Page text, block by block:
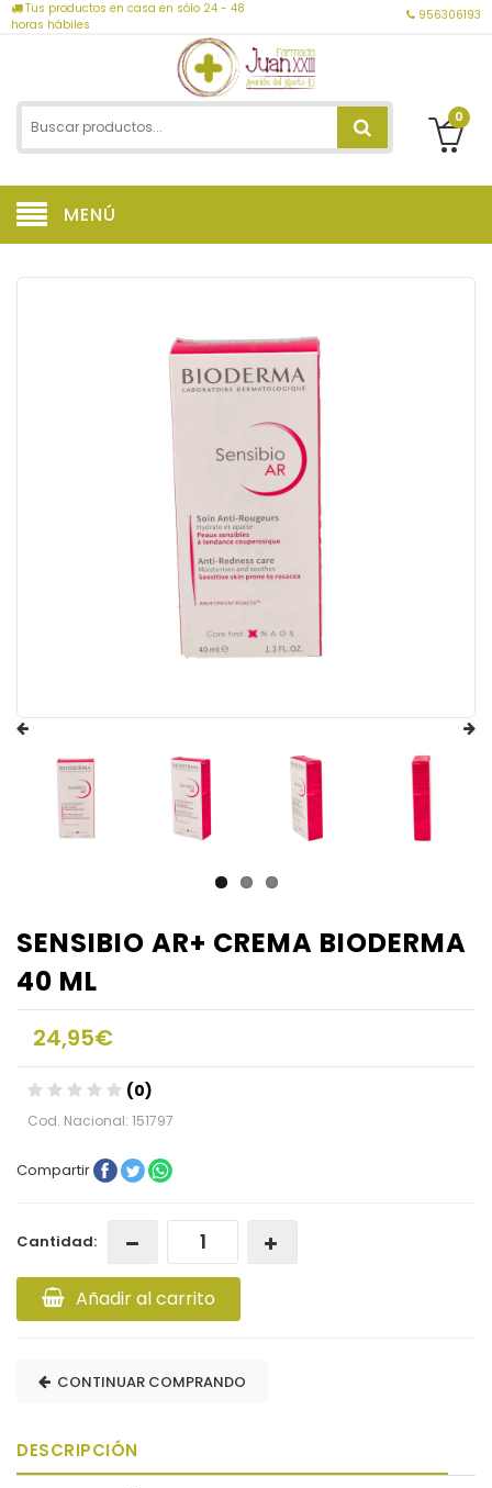
Tus productos en casa en sólo 24 - 48
horas hábiles
956306193
0
MENÚ
SENSIBIO AR+ CREMA BIODERMA
40 ML
24,95€
(0)
Cod. Nacional: 151797
Compartir
Cantidad:
Añadir al carrito
CONTINUAR COMPRANDO
DESCRIPCIÓN